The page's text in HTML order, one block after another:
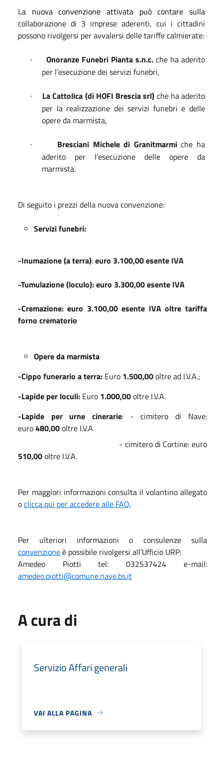
La nuova convenzione attivata può contare sulla
collaborazione di 3 imprese aderenti, cui i cittadini
possono rivolgersi per avvalersi delle tariffe calmierate:
· Onoranze Funebri Pianta s.n.c. che ha aderito
per l’esecuzione dei servizi funebri,
· La Cattolica (di HOFI Brescia srl) che ha aderito
per la realizzazione dei servizi funebri e delle
opere da marmista,
· Bresciani Michele di Granitmarmiche ha
aderito per l’esecuzione delle opere da
marmista.
Di seguito i prezzi della nuova convenzione:
Servizi funebri:
-Inumazione (a terra):euro 3.100,00esente IVA
-Tumulazione (loculo): euro 3.300,00esente IVA
-Cremazione: euro 3.100,00esente IVA oltre tariffa
forno crematorio
Opere da marmista
-Cippo funerario a terra: Euro 1.500,00oltre ad I.V.A.;
-Lapide per loculi: Euro 1.000,00oltre I.V.A.
-Lapide per urne cinerarie: - cimitero di Nave:
euro480,00oltre I.V.A
- cimitero di Cortine: euro
510,00oltre I.V.A.
Per maggiori informazioni consulta il volantino allegato
oclicca qui per accedere alle FAQ.
Per ulteriori informazioni o consulenze sulla
convenzioneè possibile rivolgersi all’Ufficio URP:
Amedeo Piotti tel: 032537424 e-mail:
amedeo.piotti@comune.nave.bs.it
A cura di
Servizio Affari generali
VAI ALLA PAGINA